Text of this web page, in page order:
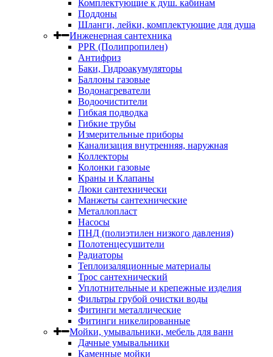
Комплектующие к душ. кабинам
Поддоны
Шланги, лейки, комплектующие для душа
Инженерная сантехника
PPR (Полипропилен)
Антифриз
Баки, Гидроакумуляторы
Баллоны газовые
Водонагреватели
Водоочистители
Гибкая подводка
Гибкие трубы
Измерительные приборы
Канализация внутренняя, наружная
Коллекторы
Колонки газовые
Краны и Клапаны
Люки сантехнически
Манжеты сантехнические
Металлопласт
Насосы
ПНД (полиэтилен низкого давления)
Полотенцесушители
Радиаторы
Теплоизаляционные материалы
Трос сантехнический
Уплотнительные и крепежные изделия
Фильтры грубой очистки воды
Фитинги металлические
Фитинги никелированные
Мойки, умывальники, мебель для ванн
Дачные умывальники
Каменные мойки